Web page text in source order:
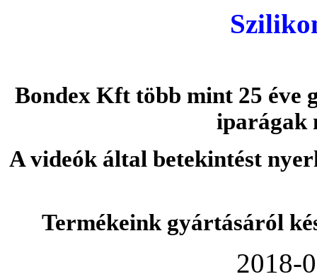
Bondex Kft több mint 25 éve
iparágak
A videók által betekintést
Termékeink gyártásáról
2018-